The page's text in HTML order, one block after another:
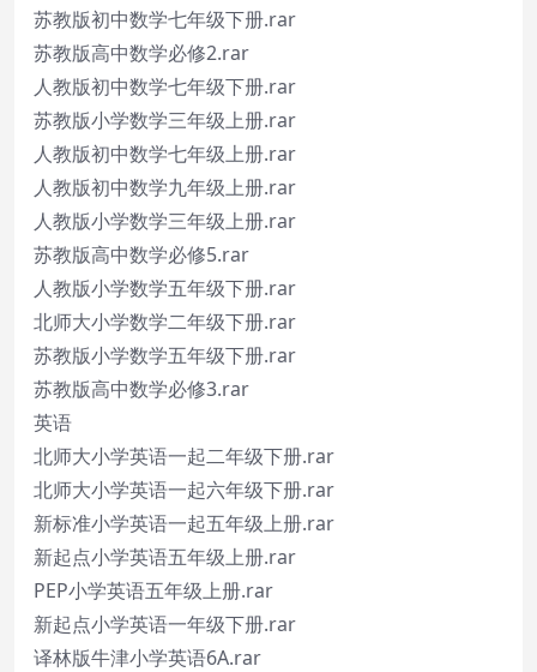
苏教版初中数学七年级下册.rar
苏教版高中数学必修2.rar
人教版初中数学七年级下册.rar
苏教版小学数学三年级上册.rar
人教版初中数学七年级上册.rar
人教版初中数学九年级上册.rar
人教版小学数学三年级上册.rar
苏教版高中数学必修5.rar
人教版小学数学五年级下册.rar
北师大小学数学二年级下册.rar
苏教版小学数学五年级下册.rar
苏教版高中数学必修3.rar
英语
北师大小学英语一起二年级下册.rar
北师大小学英语一起六年级下册.rar
新标准小学英语一起五年级上册.rar
新起点小学英语五年级上册.rar
PEP小学英语五年级上册.rar
新起点小学英语一年级下册.rar
译林版牛津小学英语6A.rar